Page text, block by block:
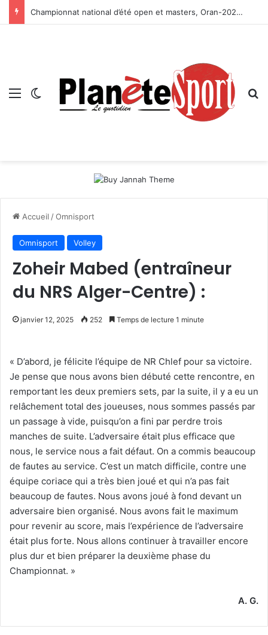
Championnat national d’été open et masters, Oran-2026 — Le CRB s’adjuge le titre
Menu Switch skin
Accueil /Omnisport
Omnisport Volley
Zoheir Mabed (entraîneur
du NRS Alger-Centre) :
janvier 12, 2025 252 Temps de lecture 1 minute
« D’abord, je félicite l’équipe de NR Chlef pour sa victoire.
Je pense que nous avons bien débuté cette rencontre, en
remportant les deux premiers sets, par la suite, il y a eu un
relâchement total des joueuses, nous sommes passés par
un passage à vide, puisqu’on a fini par perdre trois
manches de suite. L’adversaire était plus efficace que
nous, le service nous a fait défaut. On a commis beaucoup
de fautes au service. C’est un match difficile, contre une
équipe coriace qui a très bien joué et qui n’a pas fait
beaucoup de fautes. Nous avons joué à fond devant un
adversaire bien organisé. Nous avons fait le maximum
pour revenir au score, mais l’expérience de l’adversaire
était plus forte. Nous allons continuer à travailler encore
plus dur et bien préparer la deuxième phase du
Championnat. »
A. G.